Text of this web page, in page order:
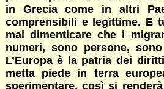
in Grecia come in altri
comprensibili e legittime. E
mai dimenticare che i
numeri, sono persone,
L’Europa è la patria dei
metta piede in terra
sperimentare, così si